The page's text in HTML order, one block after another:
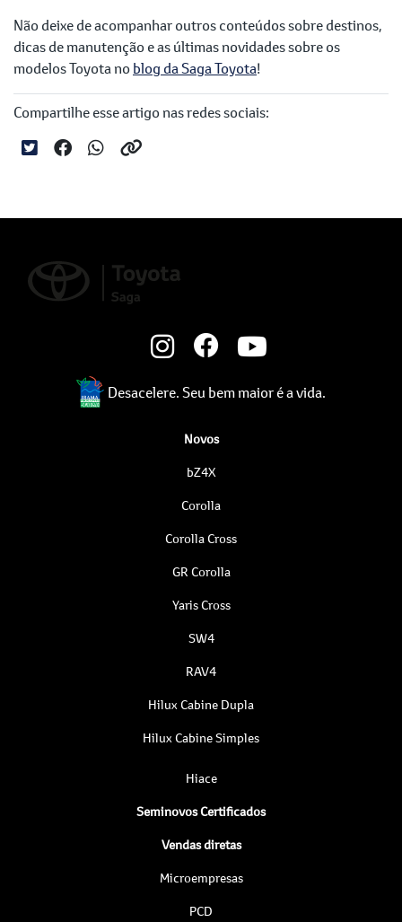
Não deixe de acompanhar outros conteúdos sobre destinos,
dicas de manutenção e as últimas novidades sobre os
modelos Toyota no blog da Saga Toyota!
Compartilhe esse artigo nas redes sociais:
Desacelere. Seu bem maior é a vida.
Novos
bZ4X
Corolla
Corolla Cross
GR Corolla
Yaris Cross
SW4
RAV4
Hilux Cabine Dupla
Hilux Cabine Simples
Hiace
Seminovos Certificados
Vendas diretas
Microempresas
PCD